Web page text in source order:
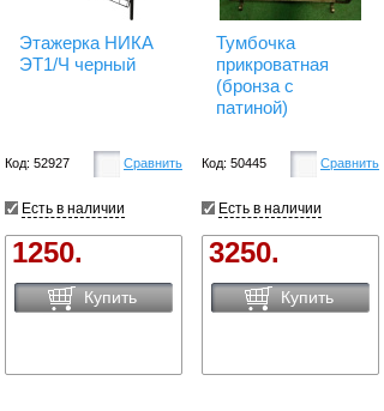
Этажерка НИКА
ЭТ1/Ч черный
Код: 52927 Сравнить
Есть в наличии
1250.
Купить
Тумбочка
прикроватная
(бронза с
патиной)
Код: 50445 Сравнить
Есть в наличии
3250.
Купить